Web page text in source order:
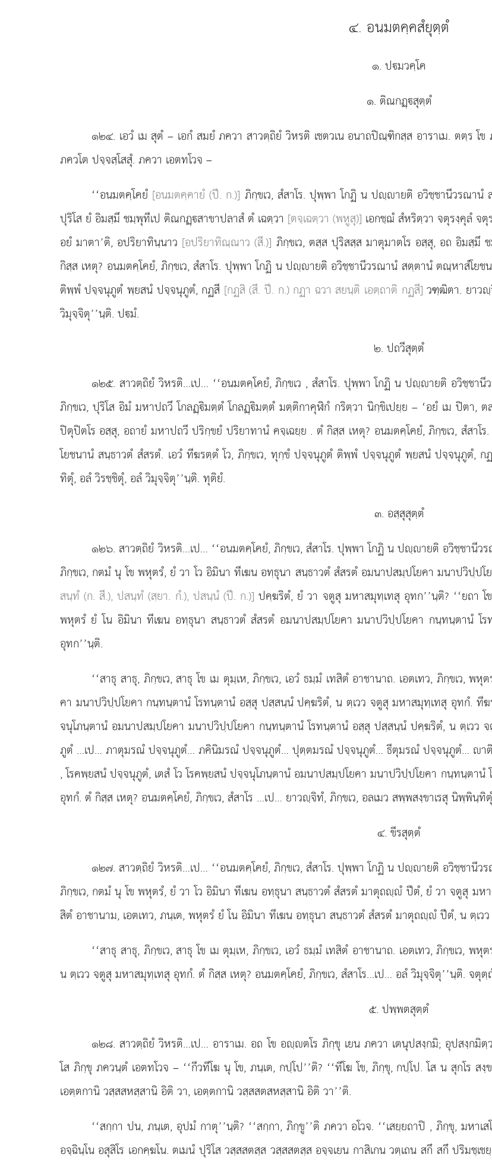
๔. อนมตคฺคสํยุตฺตํ
๑. ปมวคฺโค
๑. ติณกฏฺสุตฺตํ
๑๒๔. เอวํ เม สุตํ – เอกํ สมยํ ภควา สาวตฺถิยํ วิหรติ เชตวเน อนาถปิณฺฑิกสฺส อาราเม. ตตฺร โข
ภควโต ปจฺจสฺโสสุํ. ภควา เอตทโวจ –
‘‘อนมตคฺโคยํ [อนมตคฺคายํ (ปี. ก.)] ภิกฺขเว, สํสาโร. ปุพฺพา โกฏิ น ปฺายติ อวิชฺชานีวรณานํ
ปุริโส ยํ อิมสฺมึ ชมฺพุทีเป ติณกฏฺสาขาปลาสํ ตํ เฉตฺวา [ตจฺเฉตฺวา (พหูสุ)] เอกชฺฌํ สํหริตฺวา จตุรงฺคุลํ จ
อยํ มาตา’ติ, อปริยาทินฺนาว [อปริยาทิณฺณาว (สี.)] ภิกฺขเว, ตสฺส ปุริสสฺส มาตุมาตโร อสฺสุ, อถ อิมสฺ
กิสฺส เหตุ? อนมตคฺโคยํ, ภิกฺขเว, สํสาโร. ปุพฺพา โกฏิ น ปฺายติ อวิชฺชานีวรณานํ สตฺตานํ ตณฺหาสํโยช
ติพฺพํ ปจฺจนุภูตํ พฺยสนํ ปจฺจนุภูตํ, กฏสี [กฏสิ (สี. ปี. ก.) กฏา ฉวา สยนฺติ เอตฺถาติ กฏสี] วฑฺฒิตา. ยาวฺ
วิมุจฺจิตุ’’นฺติ. ปมํ.
๒. ปถวีสุตฺตํ
๑๒๕. สาวตฺถิยํวิหรติ…เป… ‘‘อนมตคฺโคยํ, ภิกฺขเว , สํสาโร. ปุพฺพา โกฏิ น ปฺายติ อวิชฺชานี
ภิกฺขเว, ปุริโส อิมํ มหาปถวึ โกลฏฺิมตฺตํ โกลฏฺิมตฺตํ มตฺติกาคุฬิกํ กริตฺวา นิกฺขิเปยฺย – ‘อยํ เม ปิตา,
ปิตุปิตโร อสฺสุ, อถายํ มหาปถวี ปริกฺขยํ ปริยาทานํ คจฺเฉยฺย . ตํ กิสฺส เหตุ? อนมตคฺโคยํ, ภิกฺขเว, สํส
โยชนานํ สนฺธาวตํ สํสรตํ. เอวํ ทีฆรตฺตํ โว, ภิกฺขเว, ทุกฺขํ ปจฺจนุภูตํ ติพฺพํ ปจฺจนุภูตํ พฺยสนํ ปจฺจนุภูตํ,
ทิตุํ, อลํ วิรชฺชิตุํ, อลํ วิมุจฺจิตุ’’นฺติ. ทุติยํ.
๓. อสฺสุสุตฺตํ
๑๒๖. สาวตฺถิยํ วิหรติ…เป… ‘‘อนมตคฺโคยํ, ภิกฺขเว, สํสาโร. ปุพฺพา โกฏิ น ปฺายติ อวิชฺชา
ภิกฺขเว, กตมํ นุ โข พหุตรํ, ยํ วา โว อิมินา ทีเฆน อทฺธุนา สนฺธาวตํ สํสรตํ อมนาปสมฺปโยคา มนาปวิปฺป
สนฺทํ (ก. สี.), ปสนฺทํ (สฺยา. กํ.), ปสนฺนํ (ปี. ก.)] ปคฺฆริตํ, ยํ วา จตูสุ มหาสมุทฺเทสุ อุทก’’นฺติ? ‘‘ยถา
พหุตรํ ยํ โน อิมินาทีเฆน อทฺธุนา สนฺธาวตํ สํสรตํ อมนาปสมฺปโยคา มนาปวิปฺปโยคา กนฺทนฺตานํ
อุทก’’นฺติ.
‘‘สาธุสาธุ, ภิกฺขเว, สาธุ โข เม ตุมฺเห, ภิกฺขเว, เอวํ ธมฺมํ เทสิตํ อาชานาถ. เอตเทว, ภิกฺขเว,
คา มนาปวิปฺปโยคา กนฺทนฺตานํ โรทนฺตานํ อสฺสุ ปสฺสนฺนํ ปคฺฆริตํ, น ตฺเวว จตูสุ มหาสมุทฺเทสุ อุทกํ. ที
จนุโภนฺตานํ อมนาปสมฺปโยคา มนาปวิปฺปโยคา กนฺทนฺตานํ โรทนฺตานํ อสฺสุ ปสฺสนฺนํ ปคฺฆริตํ, น ตฺเวว
ภูตํ …เป… ภาตุมรณํ ปจฺจนุภูตํ… ภคินิมรณํ ปจฺจนุภูตํ… ปุตฺตมรณํ ปจฺจนุภูตํ… ธีตุมรณํ ปจฺจนุภูตํ… าติ
, โรคพฺยสนํ ปจฺจนุภูตํ, เตสํ โว โรคพฺยสนํ ปจฺจนุโภนฺตานํ อมนาปสมฺปโยคา มนาปวิปฺปโยคา กนฺทนฺตา
อุทกํ. ตํ กิสฺส เหตุ? อนมตคฺโคยํ, ภิกฺขเว, สํสาโร …เป… ยาวฺจิทํ, ภิกฺขเว, อลเมว สพฺพสงฺขาเรสุ นิพฺพินฺ
๔. ขีรสุตฺตํ
๑๒๗. สาวตฺถิยํ วิหรติ…เป… ‘‘อนมตคฺโคยํ, ภิกฺขเว, สํสาโร. ปุพฺพา โกฏิ น ปฺายติ อวิชฺชา
ภิกฺขเว, กตมํ นุ โข พหุตรํ, ยํ วา โว อิมินา ทีเฆน อทฺธุนา สนฺธาวตํสํสรตํ มาตุถฺํ ปีตํ, ยํ วา จตูสุ มหา
สิตํ อาชานาม, เอตเทว, ภนฺเต, พหุตรํ ยํ โน อิมินา ทีเฆน อทฺธุนา สนฺธาวตํ สํสรตํ มาตุถฺํ ปีตํ, น ตฺเว
‘‘สาธุ สาธุ, ภิกฺขเว, สาธุ โข เม ตุมฺเห, ภิกฺขเว, เอวํ ธมฺมํ เทสิตํ อาชานาถ. เอตเทว, ภิกฺขเว
น ตฺเวว จตูสุ มหาสมุทฺเทสุ อุทกํ. ตํ กิสฺส เหตุ? อนมตคฺโคยํ, ภิกฺขเว, สํสาโร…เป… อลํ วิมุจฺจิตุ’’นฺติ. จตุตฺ
๕. ปพฺพตสุตฺตํ
๑๒๘. สาวตฺถิยํ วิหรติ…เป… อาราเม. อถ โข อฺตโร ภิกฺขุ เยน ภควา เตนุปสงฺกมิ; อุปสงฺกมิ
โส ภิกฺขุ ภควนฺตํ เอตทโวจ – ‘‘กีวทีโฆ นุ โข, ภนฺเต, กปฺโป’’ติ? ‘‘ทีโฆ โข, ภิกฺขุ, กปฺโป. โส น สุกโร
เอตฺตกานิ วสฺสสหสฺสานิ อิติ วา, เอตฺตกานิ วสฺสสตสหสฺสานิ อิติ วา’’ติ.
‘‘สกฺกา ปน, ภนฺเต, อุปมํ กาตุ’’นฺติ? ‘‘สกฺกา, ภิกฺขู’’ติ ภควา อโวจ. ‘‘เสยฺยถาปิ , ภิกฺขุ, มหาเ
อจฺฉินฺโน อสุสิโร เอกคฺฆโน. ตเมนํ ปุริโส วสฺสสตสฺส วสฺสสตสฺส อจฺจเยน กาสิเกน วตฺเถน สกึ สกึ ปริมชฺเช